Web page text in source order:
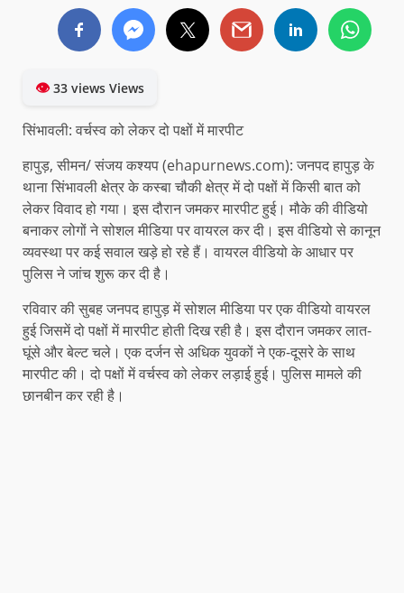
👁33 views Views
सिंभावली: वर्चस्व को लेकर दो पक्षों में मारपीट
हापुड़, सीमन/ संजय कश्यप (ehapurnews.com): जनपद हापुड़ के
थाना सिंभावली क्षेत्र के कस्बा चौकी क्षेत्र में दो पक्षों में किसी बात को
लेकर विवाद हो गया। इस दौरान जमकर मारपीट हुई। मौके की वीडियो
बनाकर लोगों ने सोशल मीडिया पर वायरल कर दी। इस वीडियो से कानून
व्यवस्था पर कई सवाल खड़े हो रहे हैं। वायरल वीडियो के आधार पर
पुलिस ने जांच शुरू कर दी है।
रविवार की सुबह जनपद हापुड़ में सोशल मीडिया पर एक वीडियो वायरल
हुई जिसमें दो पक्षों में मारपीट होती दिख रही है। इस दौरान जमकर लात-
घूंसे और बेल्ट चले। एक दर्जन से अधिक युवकों ने एक-दूसरे के साथ
मारपीट की। दो पक्षों में वर्चस्व को लेकर लड़ाई हुई। पुलिस मामले की
छानबीन कर रही है।